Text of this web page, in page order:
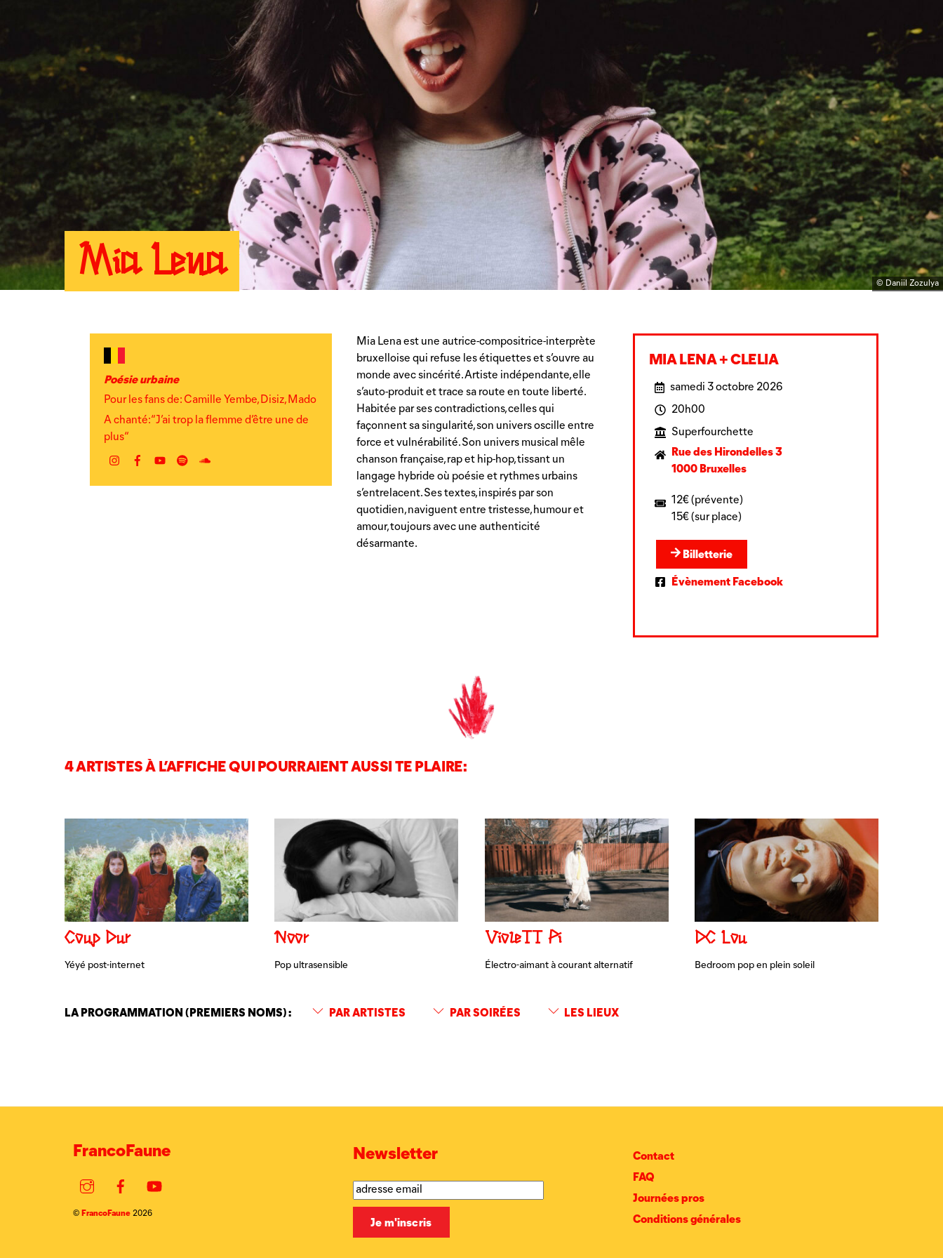
© Daniil Zozulya
Mia Lena
Poésie urbaine
Pour les fans de: Camille Yembe, Disiz, Mado
A chanté: “J’ai trop la flemme d’être une de
plus“
Instagram
FacebookYouTubeSpotifyAutre
lien
Mia Lena est une autrice-compositrice-interprète
bruxelloise qui refuse les étiquettes et s’ouvre au
monde avec sincérité. Artiste indépendante, elle
s’auto-produit et trace sa route en toute liberté.
Habitée par ses contradictions, celles qui
façonnent sa singularité, son univers oscille entre
force et vulnérabilité. Son univers musical mêle
chanson française, rap et hip-hop, tissant un
langage hybride où poésie et rythmes urbains
s’entrelacent. Ses textes, inspirés par son
quotidien, naviguent entre tristesse, humour et
amour, toujours avec une authenticité
désarmante.
MIA LENA + CLELIA
samedi 3 octobre 2026
20h00
Superfourchette
Rue des Hirondelles 3
1000 Bruxelles
12€ (prévente)
15€ (sur place)
Billetterie
Évènement Facebook
4 ARTISTES À L’AFFICHE QUI POURRAIENT AUSSI TE PLAIRE:
Coup Dur
Yéyé post-internet
Noor
Pop ultrasensible
VioleTT Pi
Électro-aimant à courant alternatif
DC Lou
Bedroom pop en plein soleil
LA PROGRAMMATION (PREMIERS NOMS) : PAR ARTISTES PAR SOIRÉES LES LIEUX
FrancoFaune
InstagramFacebook
© FrancoFaune2026
Newsletter
Contact
FAQ
Journées pros
Conditions générales